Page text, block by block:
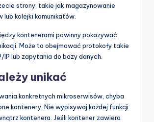
strony, takie jak magazynowanie
lub kolejki komunikatów.
kontenerami powinny pokazywać
Może to obejmować protokoły takie
IP lub zapytania do bazy danych.
unikać
konkretnych mikroserwisów, chyba
kontenery. Nie wypisywaj każdej funkcji
kontenera. Jeśli kontener zawiera